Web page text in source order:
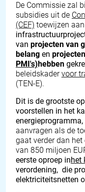
De Commissie zal
subsidies uit de
(CEF) toewijzen aan
van projecten van
belang en
PMI's)hebben
beleidskadervoor
(TEN-E).
Dit is de grootste
voorstellen in het
energieprogramma,
aanvragen als de
gaat verder dan
van 850 miljoen
eerste oproep inhet
verordening, die
elektriciteitsnetten